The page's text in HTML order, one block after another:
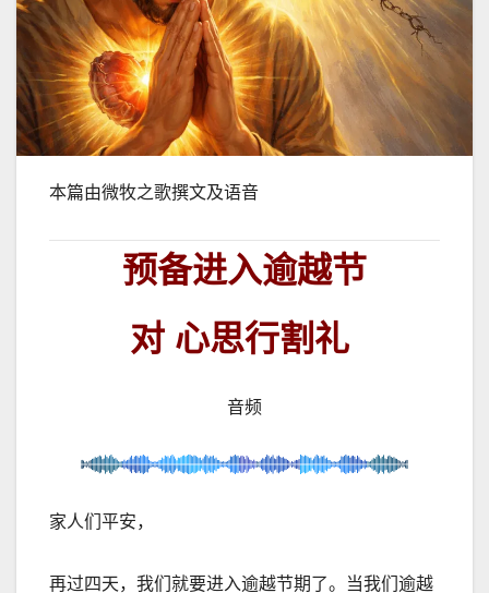
本篇由微牧之歌撰文及语音
预备进入逾越节
对 心思行割礼
音频
家人们平安，
再过四天，我们就要进入逾越节期了。当我们逾越